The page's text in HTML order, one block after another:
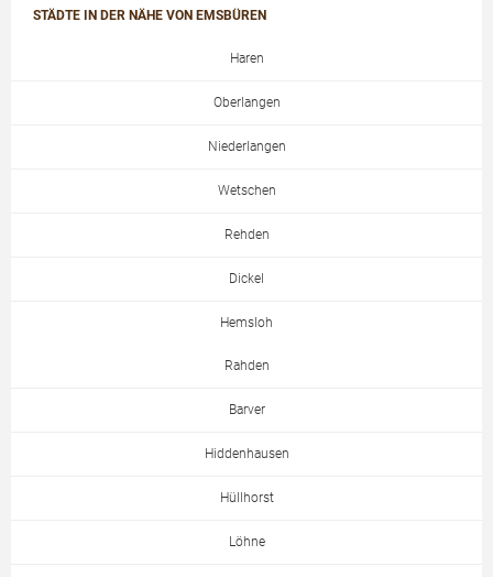
STÄDTE IN DER NÄHE VON EMSBÜREN
Haren
Oberlangen
Niederlangen
Wetschen
Rehden
Dickel
Hemsloh
Rahden
Barver
Hiddenhausen
Hüllhorst
Löhne